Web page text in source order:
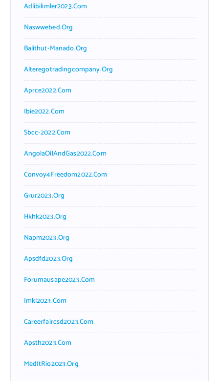
Adlibilimler2023.com
Naswwebed.org
Balithut-Manado.org
Alteregotradingcompany.org
Aprce2022.com
Ibie2022.com
Sbcc-2022.com
AngolaOilAndGas2022.com
Convoy4Freedom2022.com
Grur2023.org
Hkhk2023.org
Napm2023.org
Apsdfd2023.org
Forumausape2023.com
Imkl2023.com
Careerfaircsd2023.com
Apsth2023.com
MedItRio2023.org